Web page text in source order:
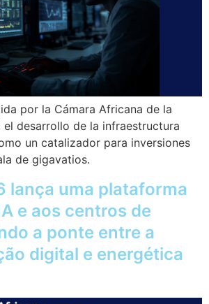
por la Cámara Africana de la
el desarrollo de la infraestructura
un catalizador para inversiones
de gigavatios.
lança uma plataforma
e aos centros de
a ponte entre a
digital e energética